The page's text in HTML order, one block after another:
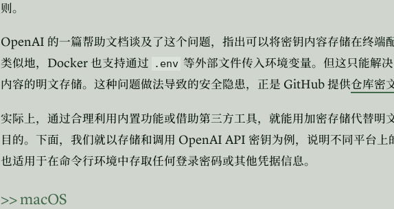
则。
OpenAI 的一篇帮助文档谈及了这个问题，指出可以将密钥内容存储在终端
类似地， Docker也支持通过 .env 等外部文件传入环境变量。但这只能解
内容的明文存储。这种问题做法导致的安全隐患，正是 GitHub提供仓库密
实际上，通过合理利用内置功能或借助第三方工具，就能用加密存储代替明
目的。下面，我们就以存储和调用 OpenAI API 密钥为例，说明不同平台上
也适用于在命令行环境中存取任何登录密码或其他凭据信息。
>>macOS